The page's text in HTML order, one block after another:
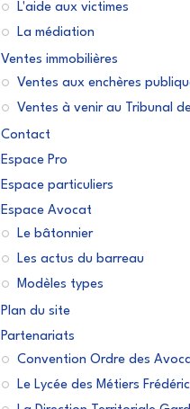
L'aide aux victimes
La médiation
Ventes immobilières
Ventes aux enchères
Ventes à venir au Tribunal
Contact
Espace Pro
Espace particuliers
Espace Avocat
Le bâtonnier
Les actus du barreau
Modèles types
Plan du site
Partenariats
Convention Ordre des
Le Lycée des Métiers